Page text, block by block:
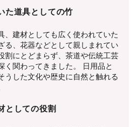
た道具としての竹
、建材としても広く使われていた
る、花器などとして親しまれてい
割にとどまらず、茶道や伝統工芸
く関わってきました。 日用品と
うした文化や歴史に自然と触れる
としての役割